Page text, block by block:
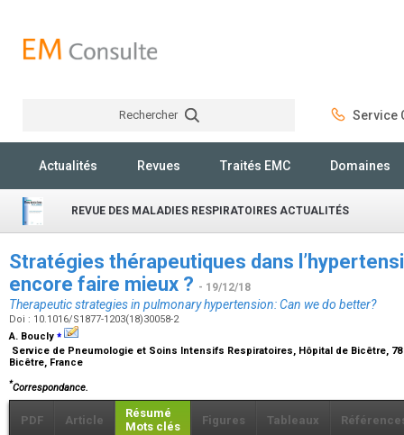
Rechercher Service
Actualités Revues Traités EMC Domaines
REVUE DES MALADIES RESPIRATOIRES ACTUALITÉS
Stratégies thérapeutiques dans
encore faire mieux ? - 19/12/18
Therapeutic strategies in pulmonary hypertension: Can we do better?
Doi : 10.1016/S1877-1203(18)30058-2
A. Boucly ⁎
Service de Pneumologie et Soins Intensifs Respiratoires, Hôpital de Bicêtre, 78
Bicêtre, France
*Correspondance.
PDF Article
Résumé
Mots clés
Figures Tableaux